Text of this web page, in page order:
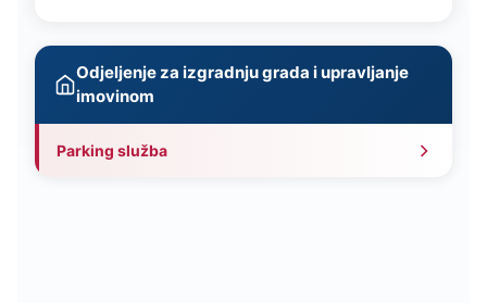
Odjeljenje za izgradnju grada i upravljanje
imovinom
Parking služba